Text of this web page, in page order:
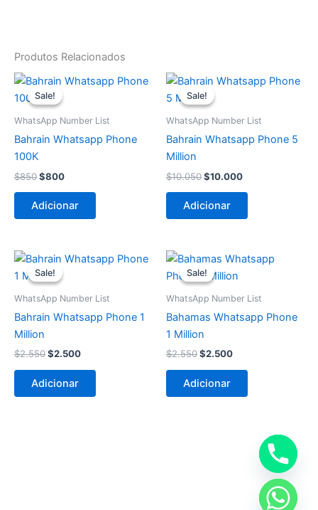
Produtos Relacionados
Sale!
Sale!
WhatsApp Number List
Bahrain Whatsapp Phone
100K
$850
O
preço
original
$850.
$800
O
$800.
Adicionar
Sale!
Sale!
WhatsApp Number List
Bahrain Whatsapp Phone 5
Million
$10.050
O
preço
original
$10.050.
$10.000
O
preço
$10.000.
Adicionar
Sale!
Sale!
WhatsApp Number List
Bahrain Whatsapp Phone 1
Million
$2.550
O
preço
original
$2.550.
$2.500
O
preço
$2.500.
Adicionar
Sale!
Sale!
WhatsApp Number List
Bahamas Whatsapp Phone
1 Million
$2.550
O
preço
original
$2.550.
$2.500
O
atual
$2.500.
Adicionar